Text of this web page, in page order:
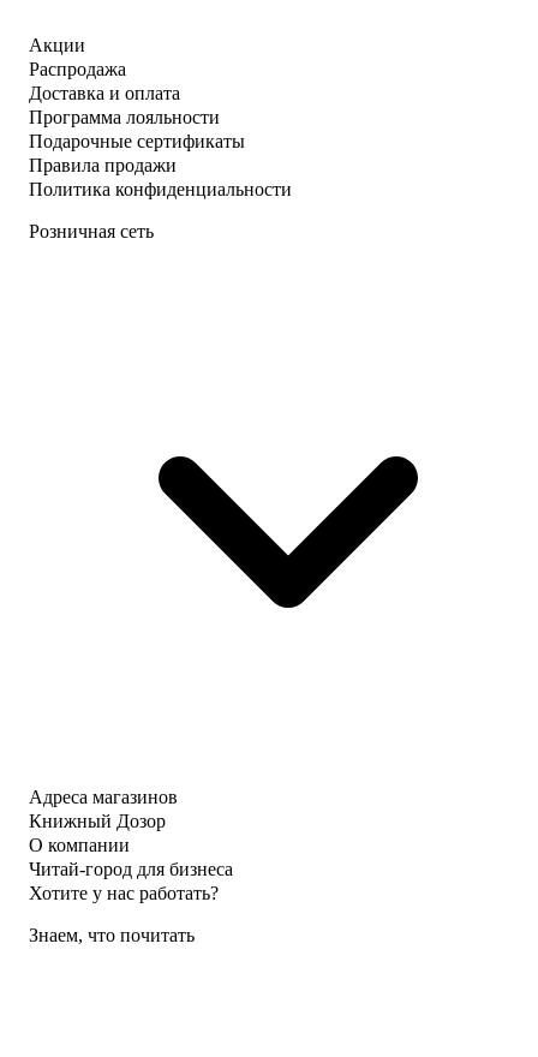
Акции
Распродажа
Доставка и оплата
Программа лояльности
Подарочные сертификаты
Правила продажи
Политика конфиденциальности
Розничная сеть
Адреса магазинов
Книжный Дозор
О компании
Читай-город для бизнеса
Хотите у нас работать?
Знаем, что почитать